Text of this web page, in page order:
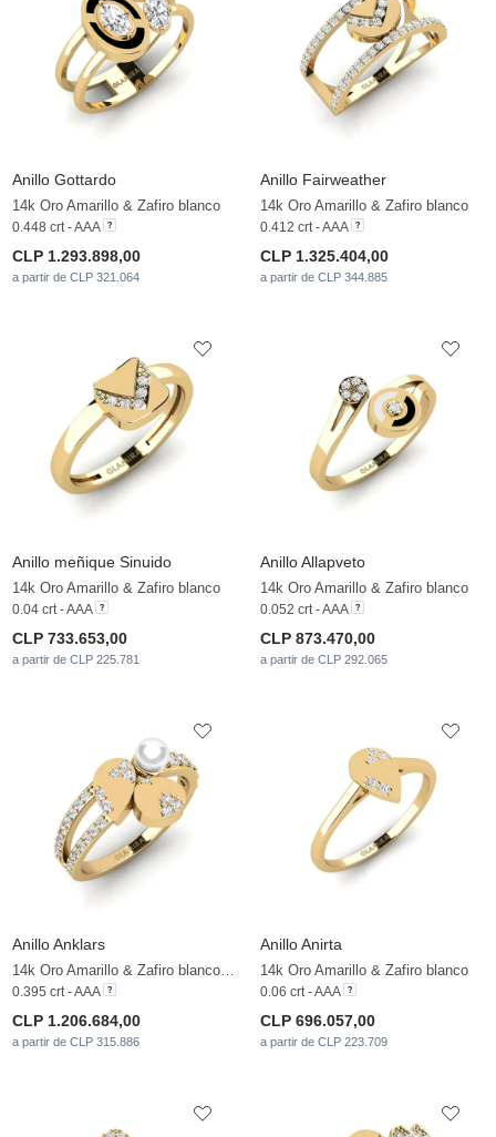
Anillo Gottardo
14k Oro Amarillo & Zafiro blanco
0.448 crt - AAA
CLP 1.293.898,00
a partir de CLP 321.064
Anillo Fairweather
14k Oro Amarillo & Zafiro blanco
0.412 crt - AAA
CLP 1.325.404,00
a partir de CLP 344.885
Anillo meñique Sinuido
14k Oro Amarillo & Zafiro blanco
0.04 crt - AAA
CLP 733.653,00
a partir de CLP 225.781
Anillo Allapveto
14k Oro Amarillo & Zafiro blanco
0.052 crt - AAA
CLP 873.470,00
a partir de CLP 292.065
Anillo Anklars
14k Oro Amarillo & Zafiro blanco & Perla blanca
0.395 crt - AAA
CLP 1.206.684,00
a partir de CLP 315.886
Anillo Anirta
14k Oro Amarillo & Zafiro blanco
0.06 crt - AAA
CLP 696.057,00
a partir de CLP 223.709